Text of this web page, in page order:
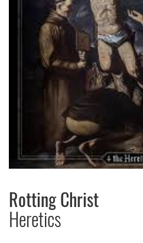
Rotting Christ
Heretics